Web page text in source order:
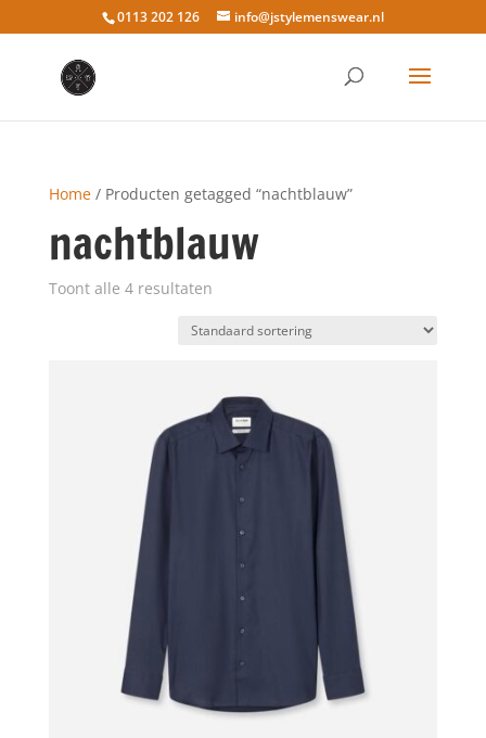
0113 202 126 info@jstylemenswear.nl
Home/ Producten getagged “nachtblauw”
nachtblauw
Toont alle 4 resultaten